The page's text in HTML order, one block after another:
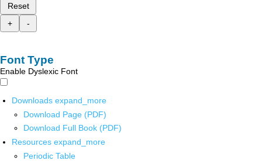
Reset
+
-
Font Type
Enable Dyslexic Font
Downloads expand_more
Download Page (PDF)
Download Full Book (PDF)
Resources expand_more
Periodic Table